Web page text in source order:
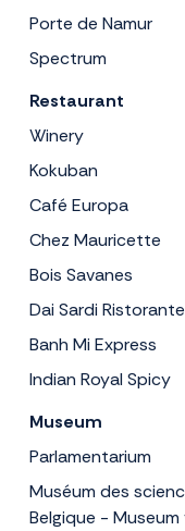
Porte de Namur
Spectrum
Restaurant
Winery
Kokuban
Café Europa
Chez Mauricette
Bois Savanes
Dai Sardi
Banh Mi Express
Indian Royal Spicy
Museum
Parlamentarium
Muséum des
Belgique -